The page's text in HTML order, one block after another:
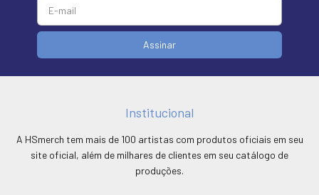
Institucional
A HSmerch tem mais de 100 artistas com produtos oficiais em seu
site oficial, além de milhares de clientes em seu catálogo de
produções.